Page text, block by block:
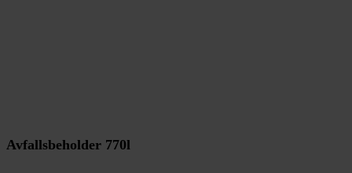
Avfallsbeholder 770l